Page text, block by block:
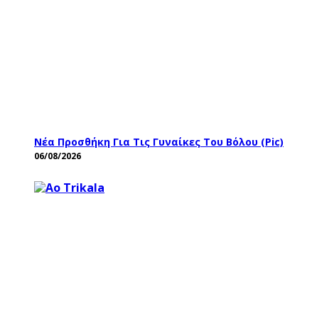
Νέα Προσθήκη Για Τις Γυναίκες Του Βόλου (pic)
06/08/2026